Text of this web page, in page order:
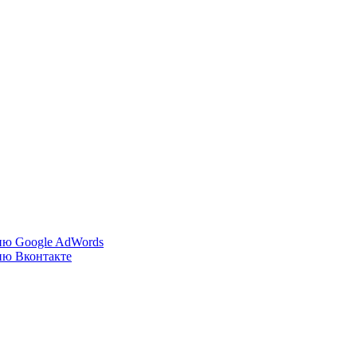
Google AdWords
Вконтакте